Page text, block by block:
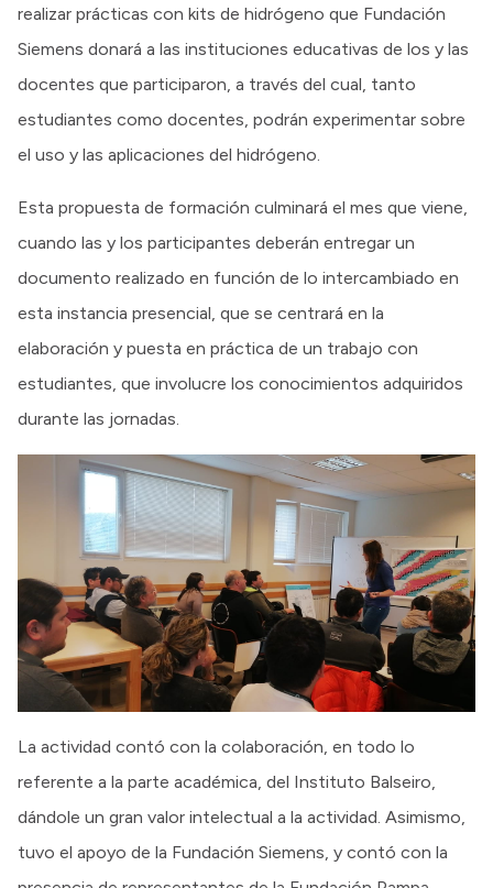
realizar prácticas con kits de hidrógeno que Fundación
Siemens donará a las instituciones educativas de los y las
docentes que participaron, a través del cual, tanto
estudiantes como docentes, podrán experimentar sobre
el uso y las aplicaciones del hidrógeno.
Esta propuesta de formación culminará el mes que viene,
cuando las y los participantes deberán entregar un
documento realizado en función de lo intercambiado en
esta instancia presencial, que se centrará en la
elaboración y puesta en práctica de un trabajo con
estudiantes, que involucre los conocimientos adquiridos
durante las jornadas.
La actividad contó con la colaboración, en todo lo
referente a la parte académica, del Instituto Balseiro,
dándole un gran valor intelectual a la actividad. Asimismo,
tuvo el apoyo de la Fundación Siemens, y contó con la